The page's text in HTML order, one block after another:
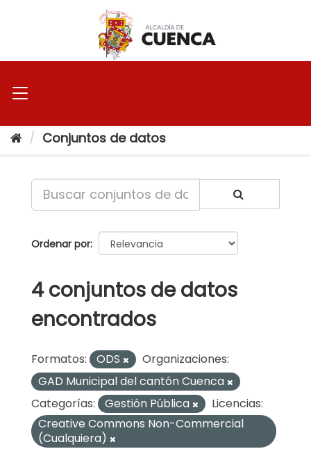
Conjuntos de datos
Ordenar por
4 conjuntos de datos
encontrados
Formatos: ODS
Organizaciones:
GAD Municipal del cantón Cuenca
Categorías:
Gestión Pública
Licencias:
Creative Commons Non-Commercial
(Cualquiera)